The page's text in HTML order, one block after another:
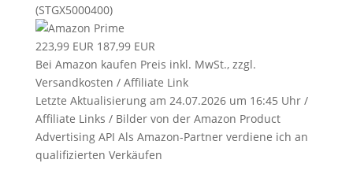
(STGX5000400)
223,99 EUR 187,99 EUR
Bei Amazon kaufen Preis inkl. MwSt., zzgl.
Versandkosten / Affiliate Link
Letzte Aktualisierung am 24.07.2026 um 16:45 Uhr /
Affiliate Links / Bilder von der Amazon Product
Advertising API Als Amazon-Partner verdiene ich an
qualifizierten Verkäufen